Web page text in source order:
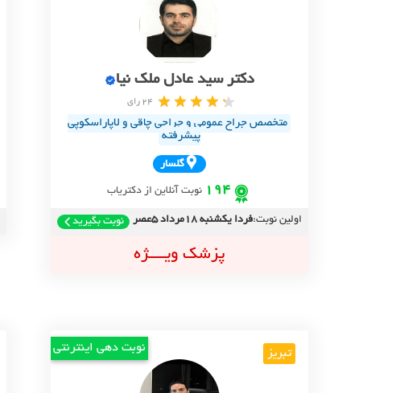
دکتر سید عادل ملک نیا
24 رای
متخصص جراح عمومی و جراحی چاقی و لاپاراسکوپی
پیشرفته
گلسار
194 نوبت آنلاین از دکتریاب
اولین نوبت:فردا یکشنبه 18مرداد 5عصر نوبت بگیرید
پزشک ویــــژه
تبریز نوبت دهی اینترنتی